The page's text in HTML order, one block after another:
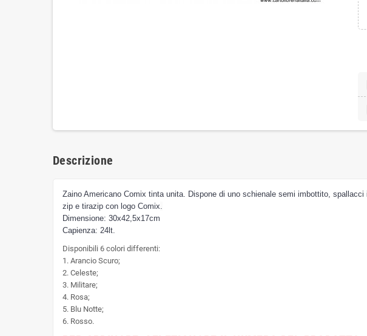
Descrizione
Zaino Americano Comix tinta unita. Dispone di uno schienale semi imbottito,
zip e tirazip con logo Comix.
Dimensione: 30x42,5x17cm
Capienza: 24lt.
Disponibili 6 colori differenti:
1. Arancio Scuro;
2. Celeste;
3. Militare;
4. Rosa;
5. Blu Notte;
6. Rosso.